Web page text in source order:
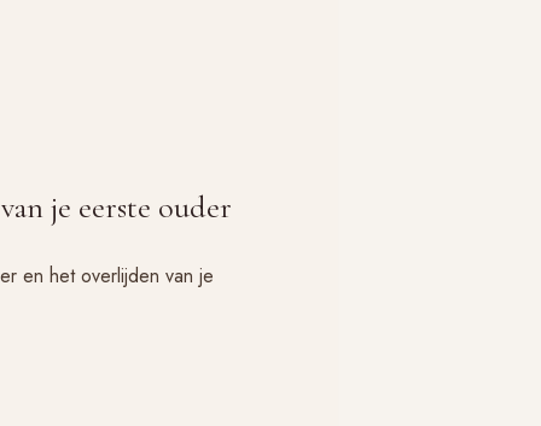
je eerste ouder
en het overlijden van je